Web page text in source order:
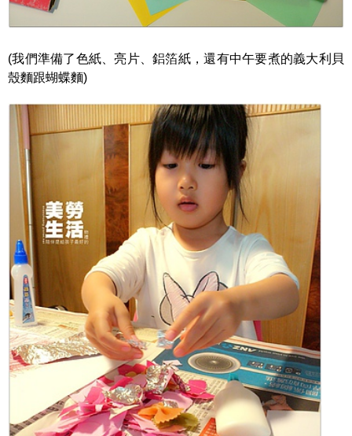
(我們準備了色紙、亮片、鋁箔紙，還有中午要煮的義大利貝
殼麵跟蝴蝶麵)